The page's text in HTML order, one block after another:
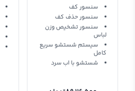
درب از بالا
سنسور کف
سنسور حذف کف
سنسور تشخیص وزن
لباس
سیستم شستشو سریع
کامل
شستشو با اب سرد